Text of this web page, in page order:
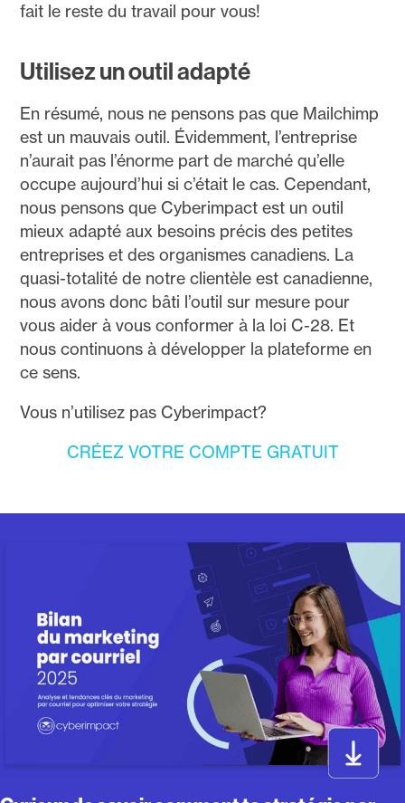
fait le reste du travail pour vous!
Utilisez un outil adapté
En résumé, nous ne pensons pas que Mailchimp
est un mauvais outil. Évidemment, l’entreprise
n’aurait pas l’énorme part de marché qu’elle
occupe aujourd’hui si c’était le cas. Cependant,
nous pensons que Cyberimpact est un outil
mieux adapté aux besoins précis des petites
entreprises et des organismes canadiens. La
quasi-totalité de notre clientèle est canadienne,
nous avons donc bâti l’outil sur mesure pour
vous aider à vous conformer à la loi C-28. Et
nous continuons à développer la plateforme en
ce sens.
Vous n’utilisez pas Cyberimpact?
CRÉEZ VOTRE COMPTE GRATUIT